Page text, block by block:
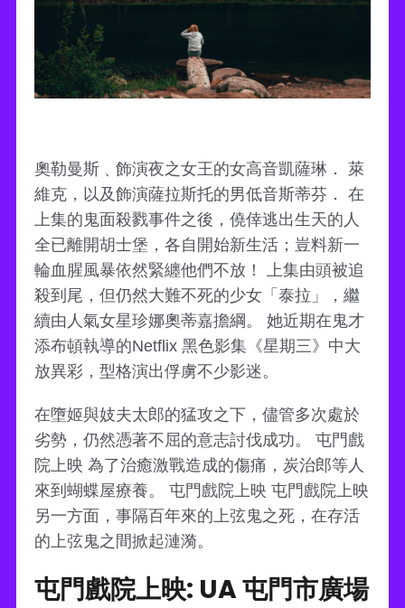
奧勒曼斯﹑飾演夜之女王的女高音凱薩琳． 萊
維克，以及飾演薩拉斯托的男低音斯蒂芬． 在
上集的鬼面殺戮事件之後，僥倖逃出生天的人
全已離開胡士堡，各自開始新生活；豈料新一
輪血腥風暴依然緊纏他們不放！ 上集由頭被追
殺到尾，但仍然大難不死的少女「泰拉」，繼
續由人氣女星珍娜奧蒂嘉擔綱。 她近期在鬼才
添布頓執導的Netflix 黑色影集《星期三》中大
放異彩，型格演出俘虜不少影迷。
在墮姬與妓夫太郎的猛攻之下，儘管多次處於
劣勢，仍然憑著不屈的意志討伐成功。 屯門戲
院上映 為了治癒激戰造成的傷痛，炭治郎等人
來到蝴蝶屋療養。 屯門戲院上映 屯門戲院上映
另一方面，事隔百年來的上弦鬼之死，在存活
的上弦鬼之間掀起漣漪。
屯門戲院上映: UA 屯門市廣場